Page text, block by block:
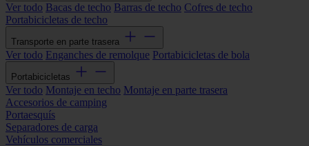
Ver todo Bacas de techo Barras de techo Cofres de techo
Portabicicletas de techo
Transporte en parte trasera
Ver todo Enganches de remolque Portabicicletas de bola
Portabicicletas
Ver todo Montaje en techo Montaje en parte trasera
Accesorios de camping
Portaesquís
Separadores de carga
Vehículos comerciales